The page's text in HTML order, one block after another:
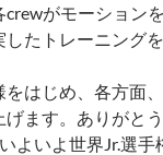
がモーション
たトレーニング
はじめ、各方面
ます。ありがと
よいよ世界Jr.選手